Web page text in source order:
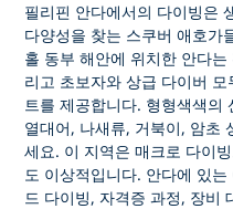
필리핀 안다에서의 다이빙은
다양성을 찾는 스쿠버 애호가
홀 동부 해안에 위치한 안다
리고 초보자와 상급 다이버
트를 제공합니다. 형형색색의
열대어, 나새류, 거북이, 암초
세요. 이 지역은 매크로 다이
도 이상적입니다. 안다에 있는
드 다이빙, 자격증 과정, 장비